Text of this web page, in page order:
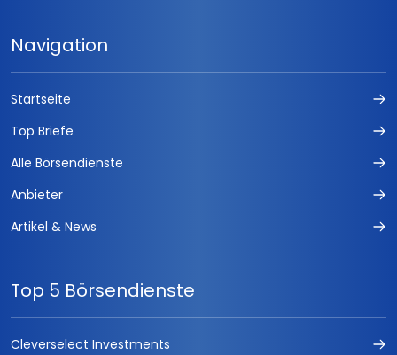
Navigation
Startseite
Top Briefe
Alle Börsendienste
Anbieter
Artikel & News
Top 5 Börsendienste
Cleverselect Investments